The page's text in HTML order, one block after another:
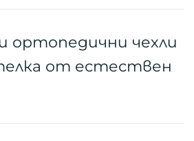
ортопедични чехли
от естествен